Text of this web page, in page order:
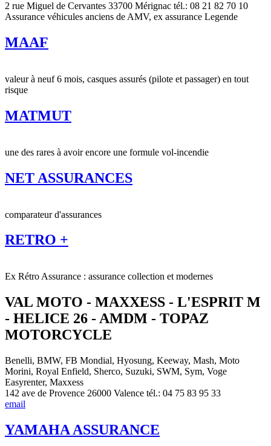
2 rue Miguel de Cervantes 33700 Mérignac tél.: 08 21 82 70 10
Assurance véhicules anciens de AMV, ex assurance Legende
MAAF
valeur à neuf 6 mois, casques assurés (pilote et passager) en tout
risque
MATMUT
une des rares à avoir encore une formule vol-incendie
NET ASSURANCES
comparateur d'assurances
RETRO +
Ex Rétro Assurance : assurance collection et modernes
VAL MOTO - MAXXESS - L'ESPRIT M
- HELICE 26 - AMDM - TOPAZ
MOTORCYCLE
Benelli, BMW, FB Mondial, Hyosung, Keeway, Mash, Moto
Morini, Royal Enfield, Sherco, Suzuki, SWM, Sym, Voge
Easyrenter, Maxxess
142 ave de Provence 26000 Valence tél.: 04 75 83 95 33
email
YAMAHA ASSURANCE